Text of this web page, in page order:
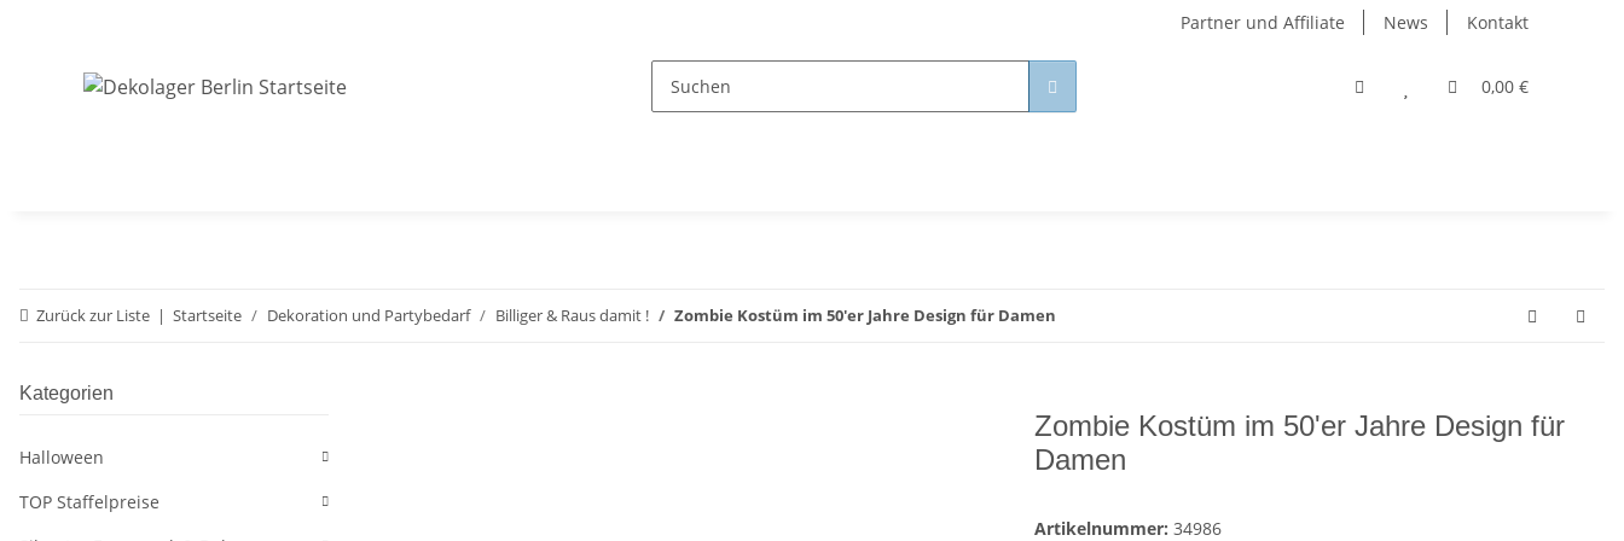
Partner und Affiliate News Kontakt
0,00 €
Zurück zur Liste Startseite Dekoration und Partybedarf Billiger & Raus damit ! Zombie Kostüm im 50'er Jahre Design für Damen
Zombie Kostüm im 50'er Jahre Design für
Damen
Artikelnummer: 34986
Kategorien
Halloween
TOP Staffelpreise